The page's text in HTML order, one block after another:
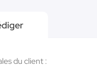
du client :